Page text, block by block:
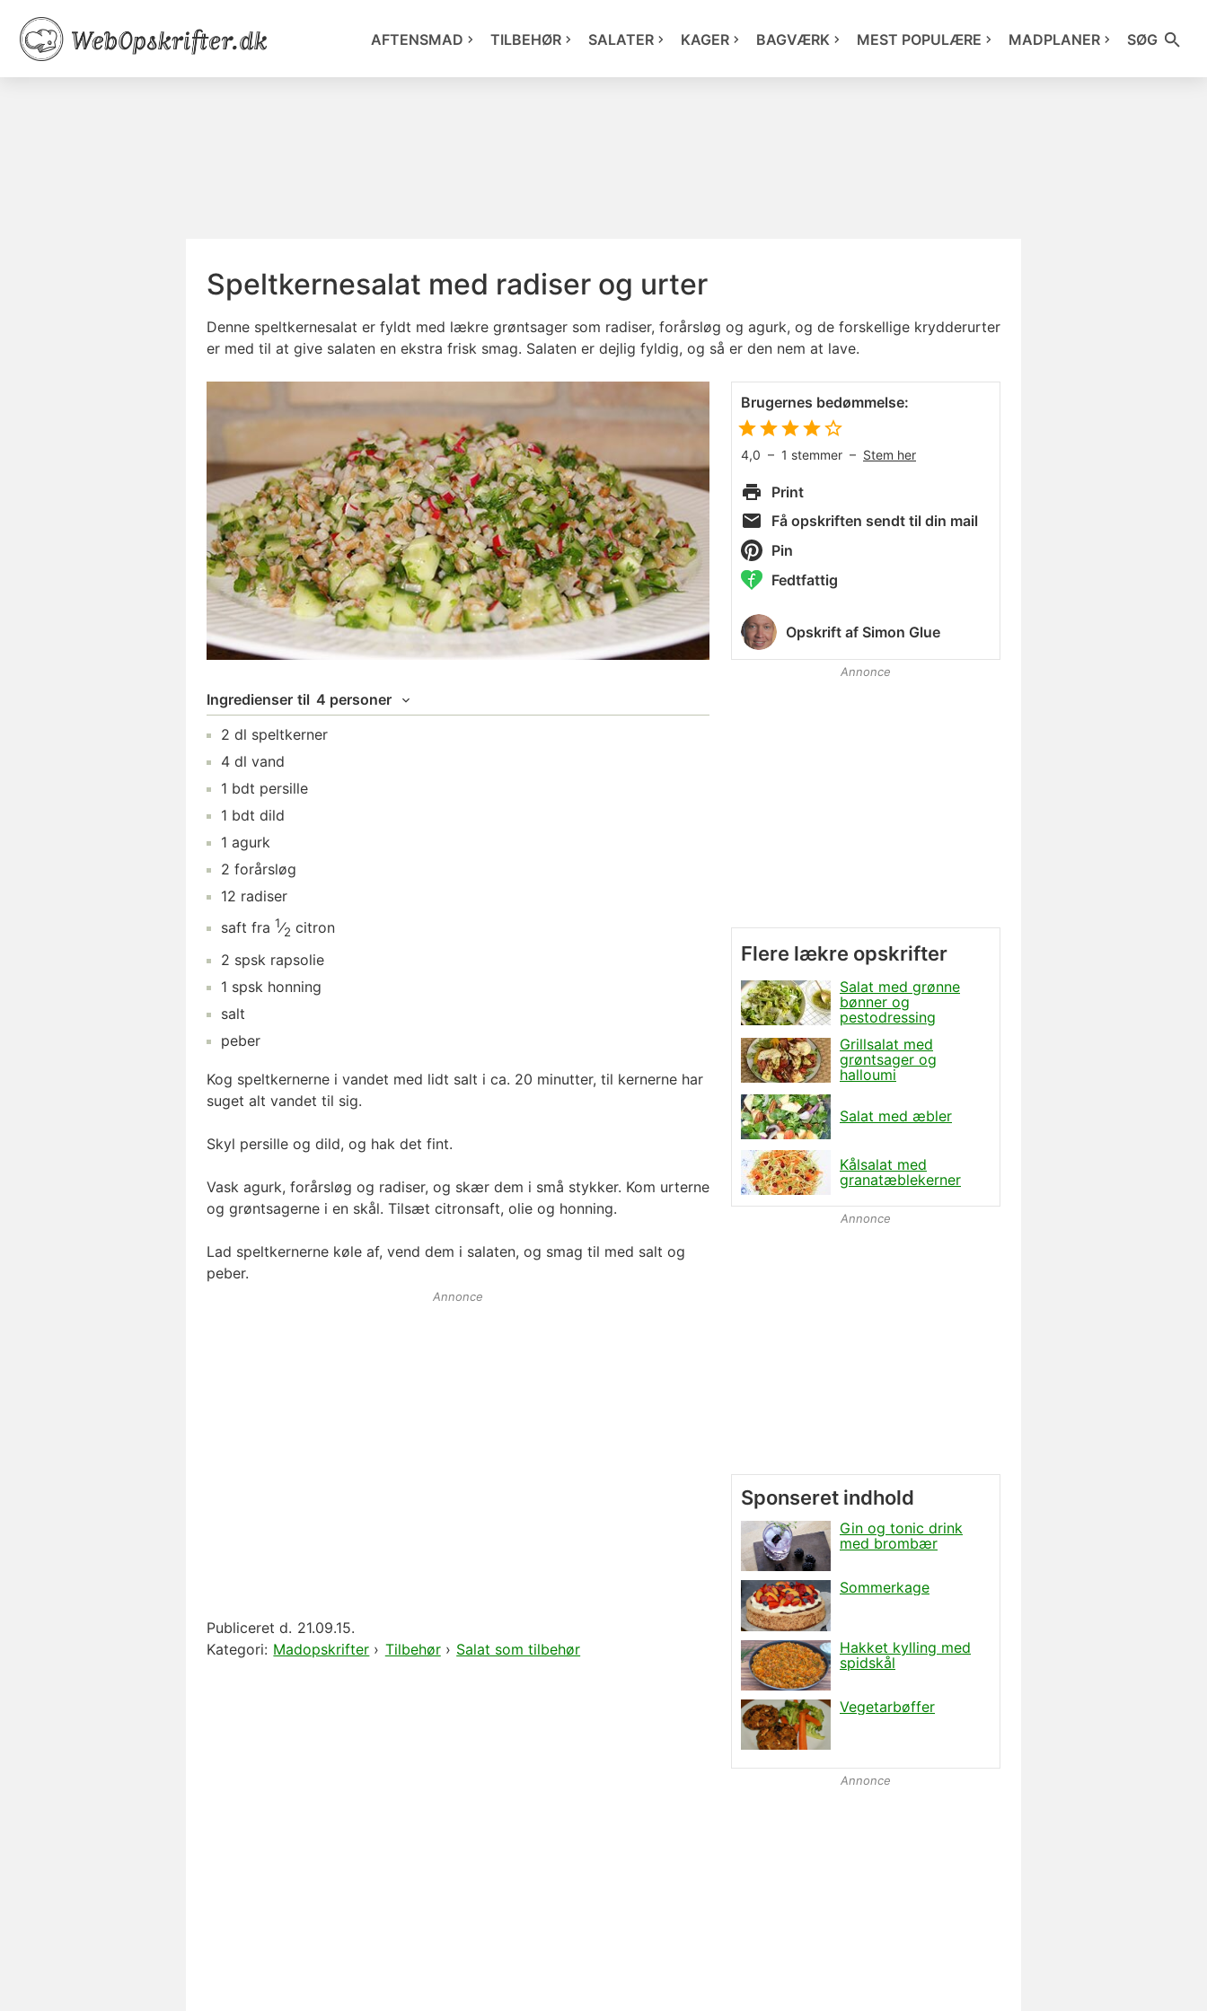
AFTENSMAD TILBEHØR SALATER KAGER BAGVÆRK MEST POPULÆRE MADPLANER SØG
Speltkernesalat med radiser og urter
Denne speltkernesalat er fyldt med lækre grøntsager som radiser, forårsløg og agurk, og de forskellige krydderurter
er med til at give salaten en ekstra frisk smag. Salaten er dejlig fyldig, og så er den nem at lave.
Ingredienser til 4 personer
2 dl speltkerner
4 dl vand
1 bdt persille
1 bdt dild
1 agurk
2 forårsløg
12 radiser
saft fra 1⁄2 citron
2 spsk rapsolie
1 spsk honning
salt
peber
Kog speltkernerne i vandet med lidt salt i ca. 20 minutter, til kernerne har
suget alt vandet til sig.
Skyl persille og dild, og hak det fint.
Vask agurk, forårsløg og radiser, og skær dem i små stykker. Kom urterne
og grøntsagerne i en skål. Tilsæt citronsaft, olie og honning.
Lad speltkernerne køle af, vend dem i salaten, og smag til med salt og
peber.
Annonce
Publiceret d. 21.09.15.
Kategori: Madopskrifter › Tilbehør› Salat som tilbehør
Brugernes bedømmelse:
4,0 – 1 stemmer – Stem her
Print
Få opskriften sendt til din mail
Pin
Fedtfattig
Opskrift af Simon Glue
Annonce
Flere lækre opskrifter
Salat med grønne
bønner og
pestodressing
Grillsalat med
grøntsager og
halloumi
Salat med æbler
Kålsalat med
granatæblekerner
Annonce
Annonce